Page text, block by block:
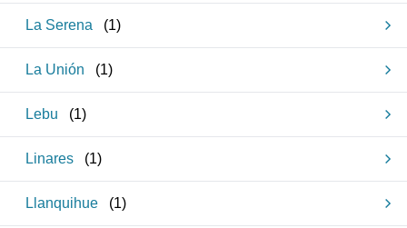
La Serena (1)
La Unión (1)
Lebu (1)
Linares (1)
Llanquihue (1)